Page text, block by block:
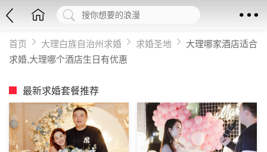
首页 大理白族自治州求婚 求婚圣地
大理哪家酒店适合
求婚,大理哪个酒店生日有优惠
最新求婚套餐推荐